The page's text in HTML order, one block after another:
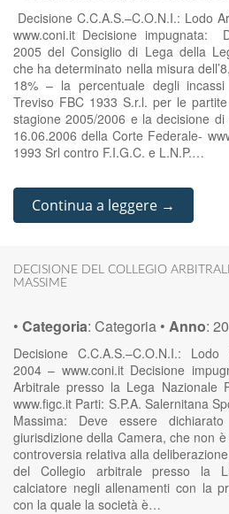
Decisione C.C.A.S.–C.O.N.I.: Lodo
www.coni.it Decisione impugnata:
2005 del Consiglio di Lega della
che ha determinato nella misura
18% – la percentuale degli
Treviso FBC 1933 S.r.l. per le
stagione 2005/2006 e la decisione
16.06.2006 della Corte Federale-
1993 Srl contro F.I.G.C. e L.N.P.…
Continua a leggere →
DECISIONE DEL COLLEGIO
MASSIME
• Categoria: Categoria • Anno:
Decisione C.C.A.S.–C.O.N.I.:
2004 – www.coni.it Decisione
Arbitrale presso la Lega Nazionale
www.figc.it Parti: S.P.A. Salernitana
Massima: Deve essere
giurisdizione della Camera, che non
controversia relativa alla
del Collegio arbitrale presso la
calciatore negli allenamenti con la
con la quale la società è…